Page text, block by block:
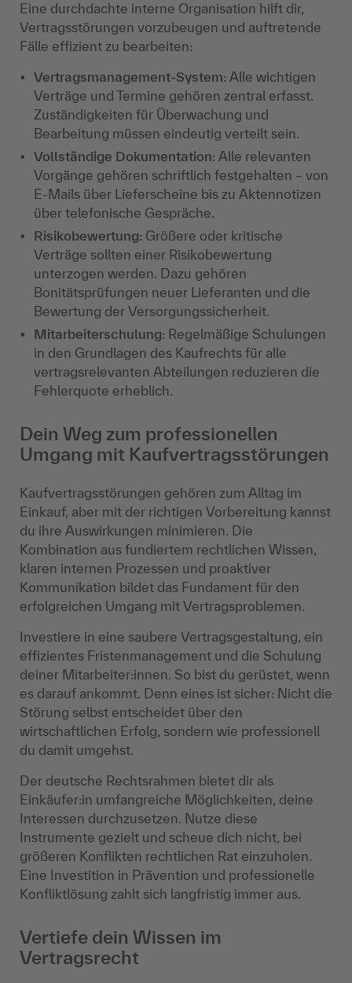
Eine durchdachte interne Organisation hilft dir,
Vertragsstörungen vorzubeugen und auftretende
Fälle effizient zu bearbeiten:
Vertragsmanagement-System: Alle wichtigen
Verträge und Termine gehören zentral erfasst.
Zuständigkeiten für Überwachung und
Bearbeitung müssen eindeutig verteilt sein.
Vollständige Dokumentation: Alle relevanten
Vorgänge gehören schriftlich festgehalten – von
E-Mails über Lieferscheine bis zu Aktennotizen
über telefonische Gespräche.
Risikobewertung: Größere oder kritische
Verträge sollten einer Risikobewertung
unterzogen werden. Dazu gehören
Bonitätsprüfungen neuer Lieferanten und die
Bewertung der Versorgungssicherheit.
Mitarbeiterschulung: Regelmäßige Schulungen
in den Grundlagen des Kaufrechts für alle
vertragsrelevanten Abteilungen reduzieren die
Fehlerquote erheblich.
Dein Weg zum professionellen
Umgang mit Kaufvertragsstörungen
Kaufvertragsstörungen gehören zum Alltag im
Einkauf, aber mit der richtigen Vorbereitung kannst
du ihre Auswirkungen minimieren. Die
Kombination aus fundiertem rechtlichen Wissen,
klaren internen Prozessen und proaktiver
Kommunikation bildet das Fundament für den
erfolgreichen Umgang mit Vertragsproblemen.
Investiere in eine saubere Vertragsgestaltung, ein
effizientes Fristenmanagement und die Schulung
deiner Mitarbeiter:innen. So bist du gerüstet, wenn
es darauf ankommt. Denn eines ist sicher: Nicht die
Störung selbst entscheidet über den
wirtschaftlichen Erfolg, sondern wie professionell
du damit umgehst.
Der deutsche Rechtsrahmen bietet dir als
Einkäufer:in umfangreiche Möglichkeiten, deine
Interessen durchzusetzen. Nutze diese
Instrumente gezielt und scheue dich nicht, bei
größeren Konflikten rechtlichen Rat einzuholen.
Eine Investition in Prävention und professionelle
Konfliktlösung zahlt sich langfristig immer aus.
Vertiefe dein Wissen im
Vertragsrecht